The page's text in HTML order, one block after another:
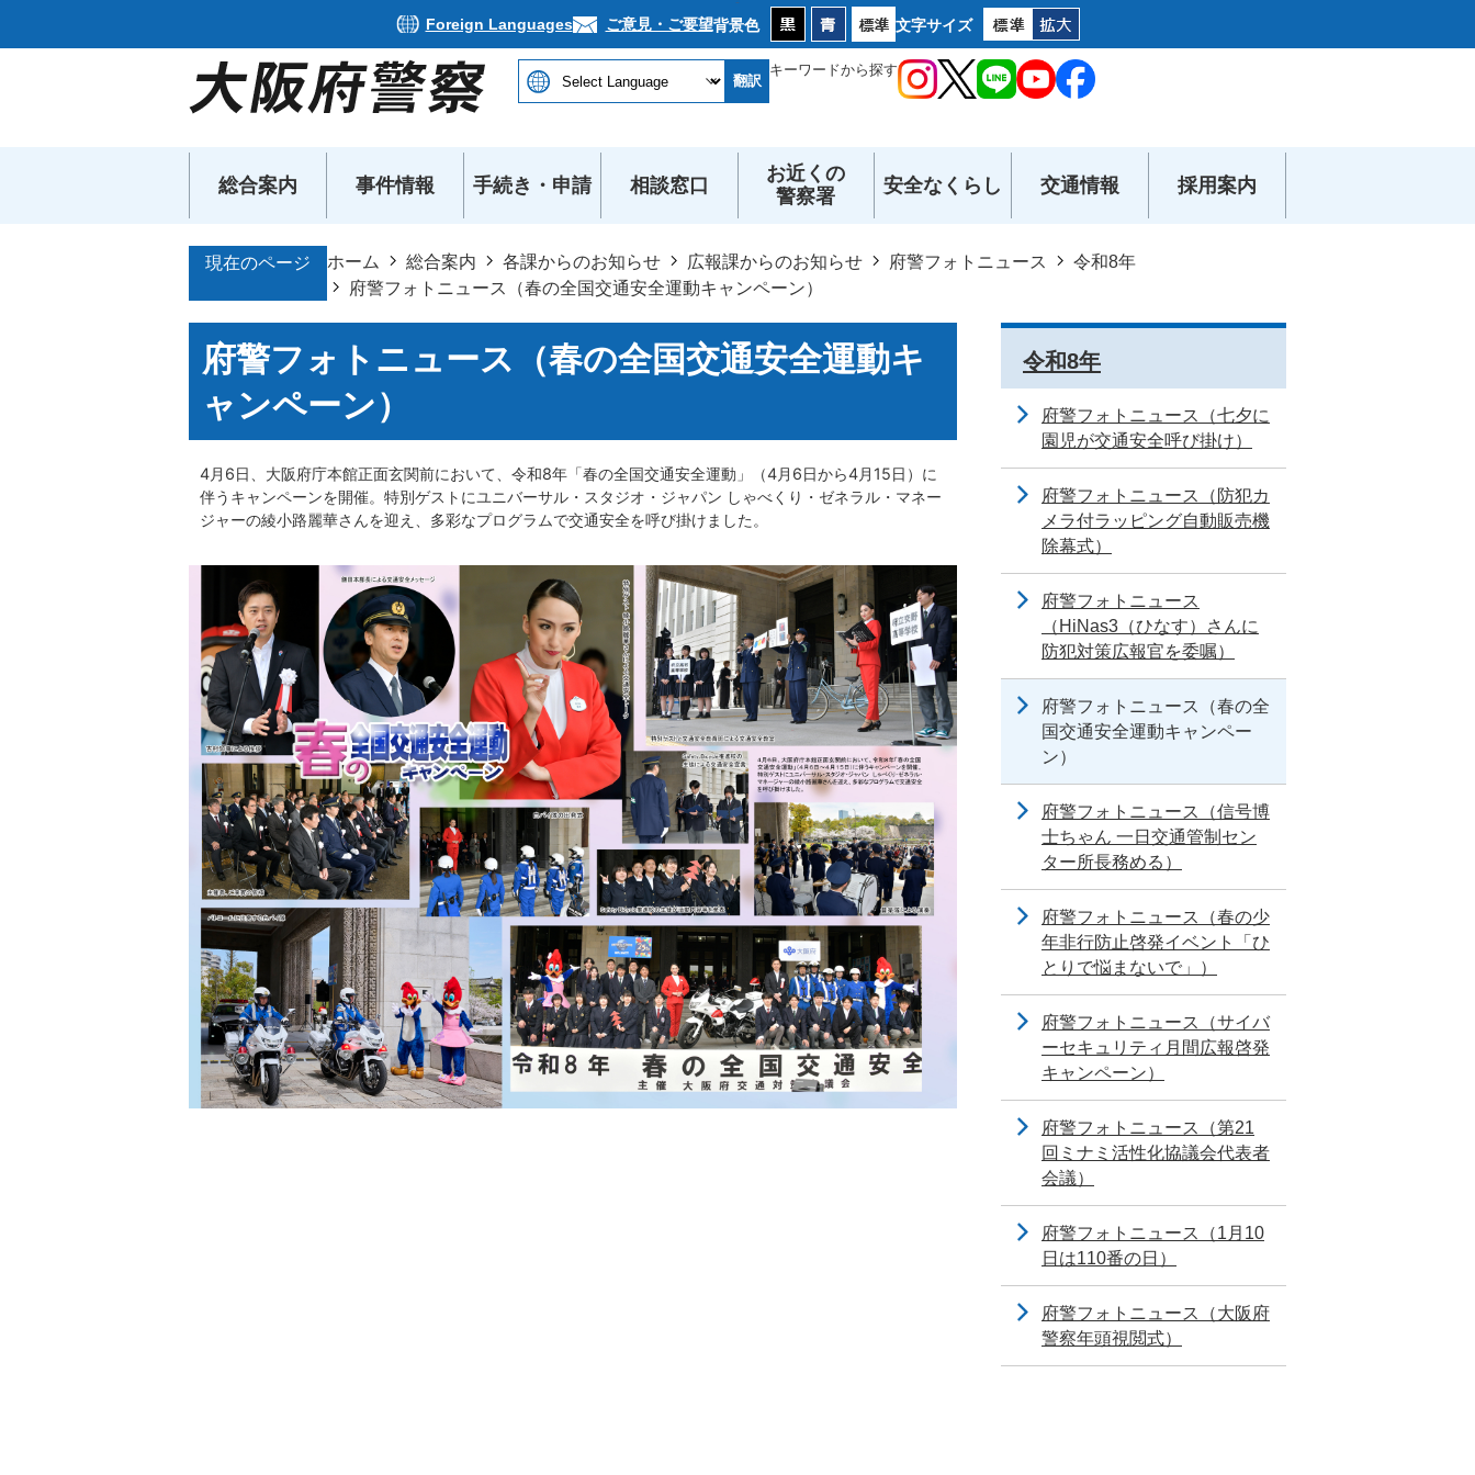
Foreign Languages ご意見・ご要望背景色 文字サイズ
翻訳
キーワードから探す
総合案内 事件情報 手続き・申請 相談窓口
お近くの
警察署
安全なくらし 交通情報 採用案内
現在のページ ホーム 総合案内 各課からのお知らせ 広報課からのお知らせ 府警フォトニュース
令和8年
府警フォトニュース（春の全国交通安全運動キャンペーン）
府警フォトニュース（春の全国交通安全運動キ
ャンペーン）
4月6日、大阪府庁本館正面玄関前において、令和8年「春の全国交通安全運動」（4月6日から4月15日）に
伴うキャンペーンを開催。特別ゲストにユニバーサル・スタジオ・ジャパン しゃべくり・ゼネラル・マネー
ジャーの綾小路麗華さんを迎え、多彩なプログラムで交通安全を呼び掛けました。
令和8年
府警フォトニュース（七夕に
園児が交通安全呼び掛け）
府警フォトニュース（防犯カ
メラ付ラッピング自動販売機
除幕式）
府警フォトニュース
（HiNas3（ひなす）さんに
防犯対策広報官を委嘱）
府警フォトニュース（春の全
国交通安全運動キャンペー
ン）
府警フォトニュース（信号博
士ちゃん 一日交通管制セン
ター所長務める）
府警フォトニュース（春の少
年非行防止啓発イベント「ひ
とりで悩まないで」）
府警フォトニュース（サイバ
ーセキュリティ月間広報啓発
キャンペーン）
府警フォトニュース（第21
回ミナミ活性化協議会代表者
会議）
府警フォトニュース（1月10
日は110番の日）
府警フォトニュース（大阪府
警察年頭視閲式）